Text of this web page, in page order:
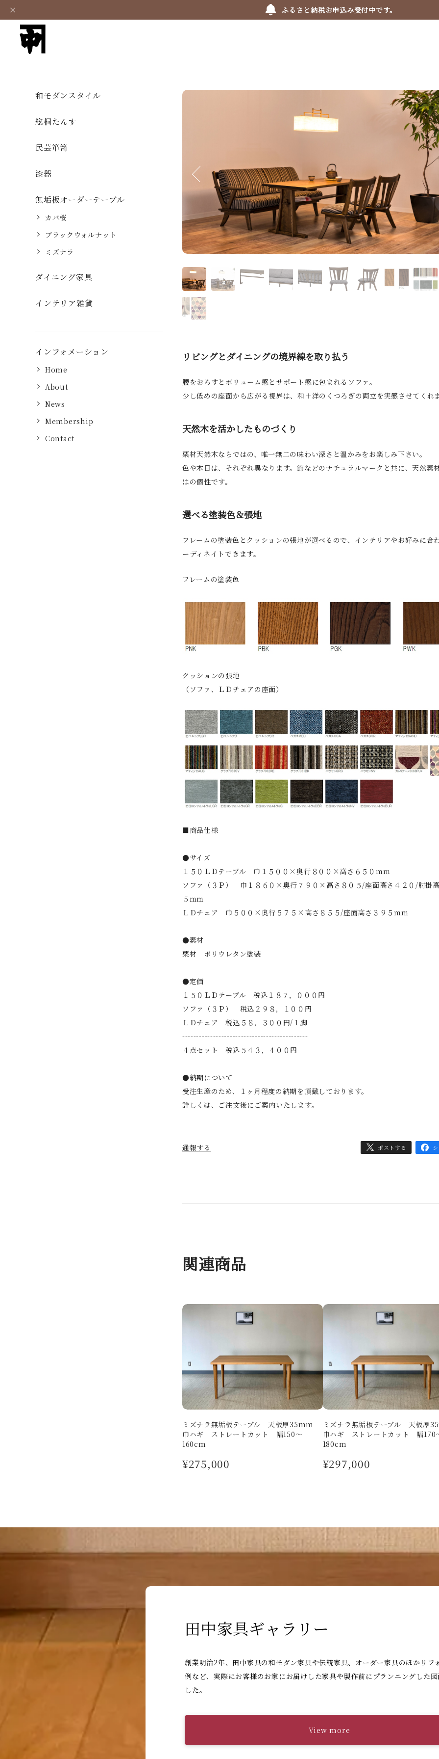
ふるさと納税お申込み受付中です。
和モダンスタイル
総桐たんす
民芸箪笥
漆器
無垢板オーダーテーブル
カバ桜
ブラックウォルナット
ミズナラ
ダイニング家具
インテリア雑貨
インフォメーション
Home
About
News
Membership
Contact
1
リビングとダイニングの境界線を取り払う
腰をおろすとボリューム感とサポート感に包まれるソファ。
少し低めの座面から広がる視界は、和＋洋のくつろぎの両立を実感させてくれ
天然木を活かしたものづくり
栗材天然木ならではの、唯一無二の味わい深さと温かみをお楽しみ下さい。
色や木目は、それぞれ異なります。節などのナチュラルマークと共に、天然素
はの個性です。
選べる塗装色＆張地
フレームの塗装色とクッションの張地が選べるので、インテリアやお好みに合
ーディネイトできます。
フレームの塗装色
クッションの張地
（ソファ、ＬＤチェアの座面）
■商品仕様
●サイズ
１５０ＬＤテーブル 巾１５００×奥行８００×高さ６５０ｍｍ
ソファ（３Ｐ） 巾１８６０×奥行７９０×高さ８０５/座面高さ４２０/肘掛
５ｍｍ
ＬＤチェア 巾５００×奥行５７５×高さ８５５/座面高さ３９５ｍｍ
●素材
栗材 ポリウレタン塗装
●定価
１５０ＬＤテーブル 税込１８７，０００円
ソファ（３Ｐ） 税込２９８，１００円
ＬＤチェア 税込５８，３００円/１脚
---------------------------------------------
４点セット 税込５４３，４００円
●納期について
受注生産のため、１ヶ月程度の納期を頂戴しております。
詳しくは、ご注文後にご案内いたします。
通報する ポストする
関連商品
ミズナラ無垢板テーブル 天板厚35mm
巾ハギ ストレートカット 幅150～
160cm
¥275,000
ミズナラ無垢板テーブル 天板
巾ハギ ストレートカット 幅170
180cm
¥297,000
田中家具ギャラリー
創業明治2年、田中家具の和モダン家具や伝統家具、オーダー家具のほかリフ
例など、実際にお客様のお家にお届けした家具や製作前にプランニングした
した。
View more